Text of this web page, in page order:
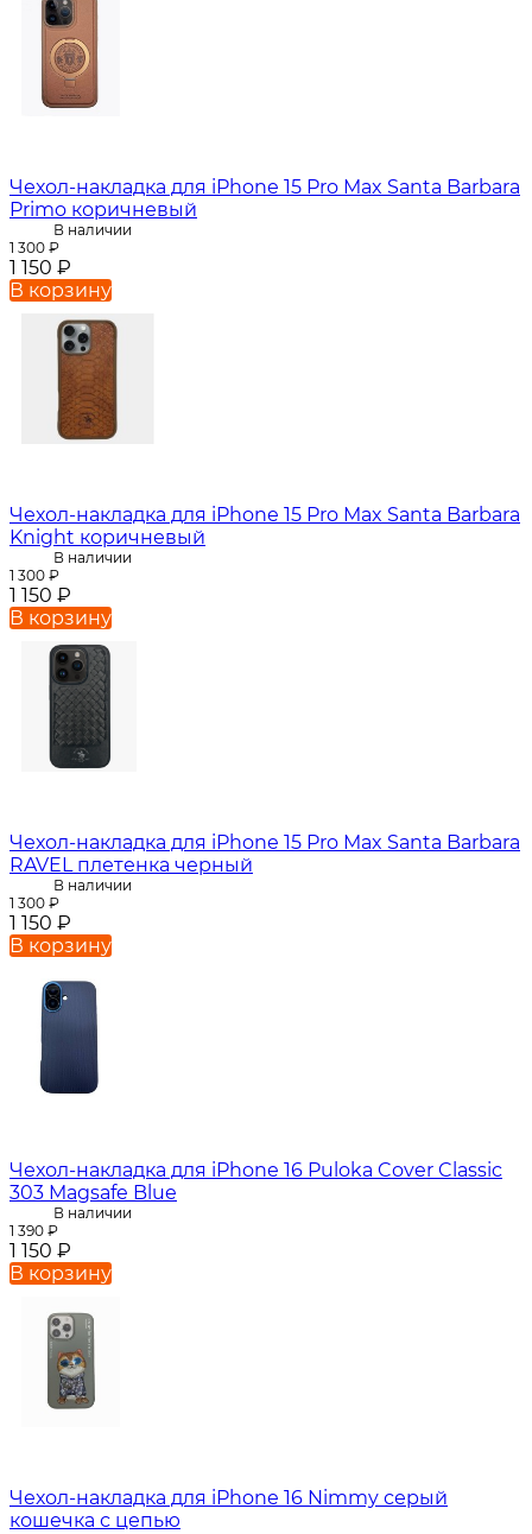
Чехол-накладка для iPhone 15 Pro Max Santa Barbara
Primo коричневый
В наличии
1 300 ₽
1 150 ₽
В корзину
Чехол-накладка для iPhone 15 Pro Max Santa Barbara
Knight коричневый
В наличии
1 300 ₽
1 150 ₽
В корзину
Чехол-накладка для iPhone 15 Pro Max Santa Barbara
RAVEL плетенка черный
В наличии
1 300 ₽
1 150 ₽
В корзину
Чехол-накладка для iPhone 16 Puloka Cover Classic
303 Magsafe Blue
В наличии
1 390 ₽
1 150 ₽
В корзину
Чехол-накладка для iPhone 16 Nimmy серый
кошечка с цепью